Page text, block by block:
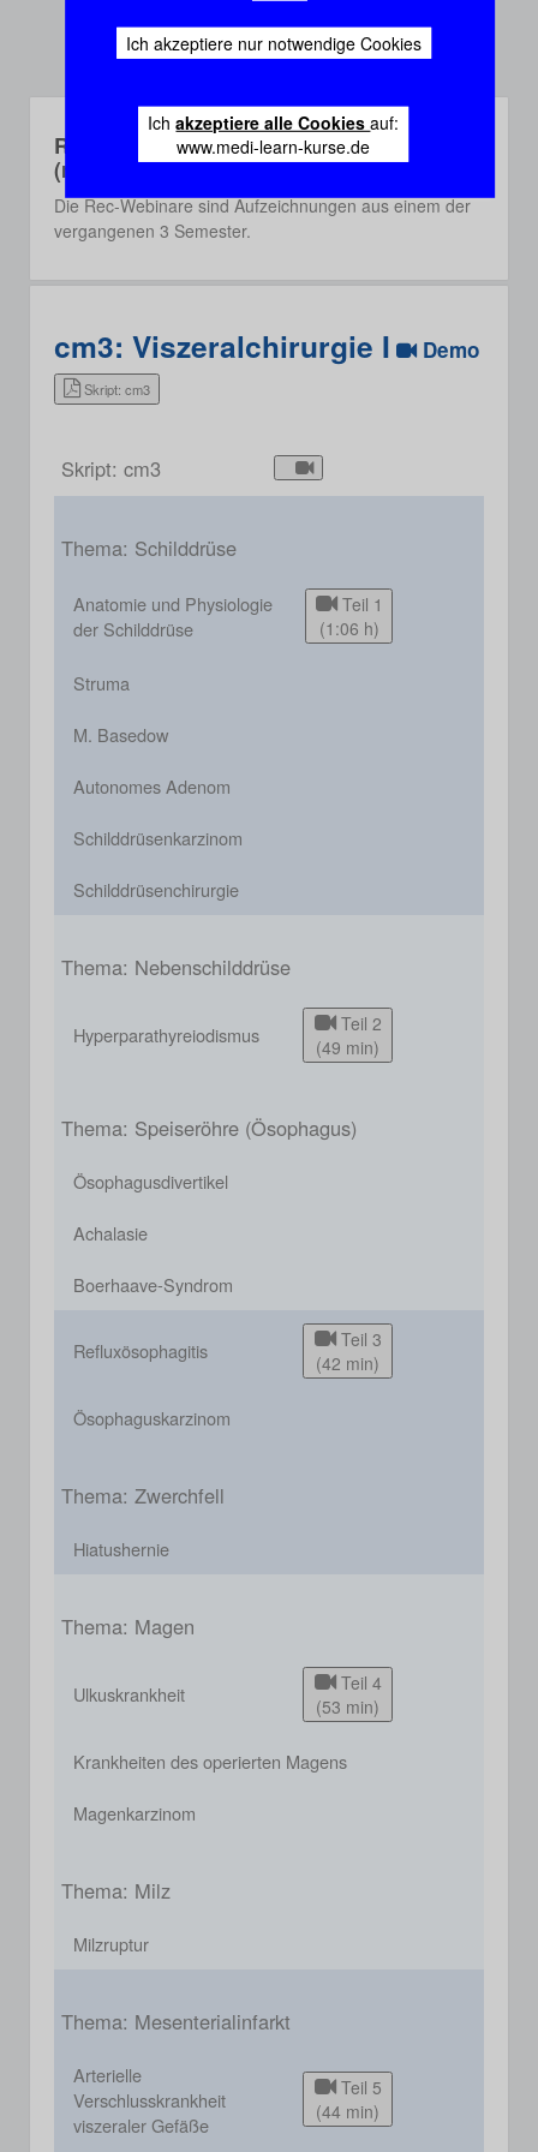
Ich akzeptiere nur notwendige Cookies
Ichakzeptiere alle Cookiesauf:
www.medi-learn-kurse.de
Rec-Webinare
(recorded)
Die Rec-Webinare sind Aufzeichnungen aus einem der
vergangenen 3 Semester.
cm3: Viszeralchirurgie I Demo
Skript: cm3
Skript: cm3
Thema: Schilddrüse
Anatomie und Physiologie
der Schilddrüse
Teil 1
(1:06 h)
Struma
M. Basedow
Autonomes Adenom
Schilddrüsenkarzinom
Schilddrüsenchirurgie
Thema: Nebenschilddrüse
Hyperparathyreiodismus
Teil 2
(49 min)
Thema: Speiseröhre (Ösophagus)
Ösophagusdivertikel
Achalasie
Boerhaave-Syndrom
Refluxösophagitis
Teil 3
(42 min)
Ösophaguskarzinom
Thema: Zwerchfell
Hiatushernie
Thema: Magen
Ulkuskrankheit
Teil 4
(53 min)
Krankheiten des operierten Magens
Magenkarzinom
Thema: Milz
Milzruptur
Thema: Mesenterialinfarkt
Arterielle
Verschlusskrankheit
viszeraler Gefäße
Teil 5
(44 min)